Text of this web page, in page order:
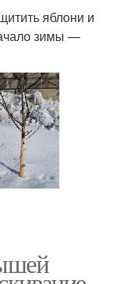
яблони и
зимы —